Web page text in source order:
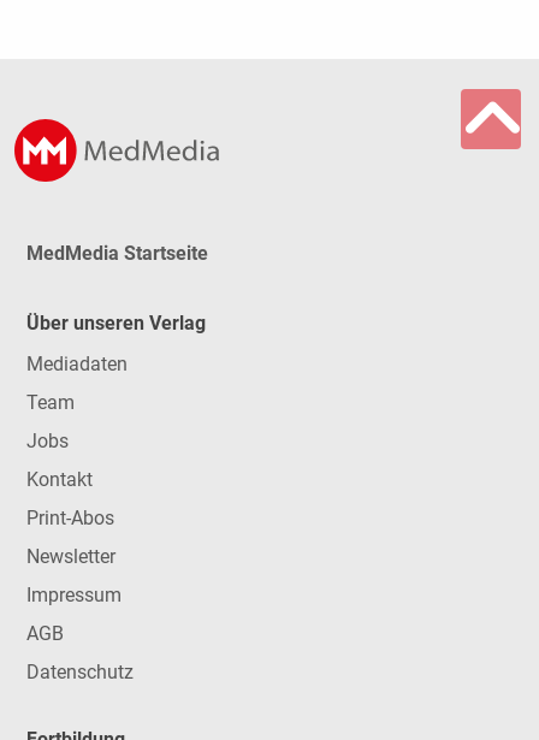
MedMedia Startseite
Über unseren Verlag
Mediadaten
Team
Jobs
Kontakt
Print-Abos
Newsletter
Impressum
AGB
Datenschutz